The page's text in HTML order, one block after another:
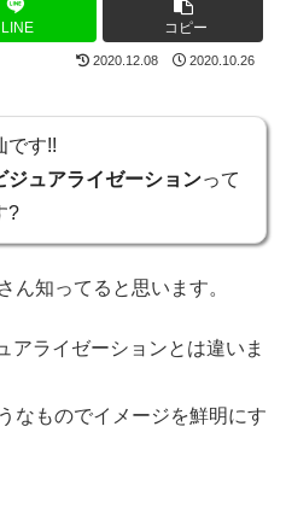
LINE コピー
2020.12.08 2020.10.26
です!!
ジュアライゼーションって
?
ん知ってると思います。
アライゼーションとは違いま
なものでイメージを鮮明にす